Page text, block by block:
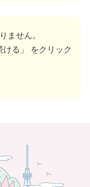
ません。
る」 をクリック